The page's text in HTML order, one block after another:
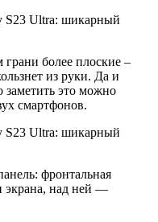
более плоские –
из руки. Да и
заметить это можно
смартфонов.
фронтальная
экрана, над ней —